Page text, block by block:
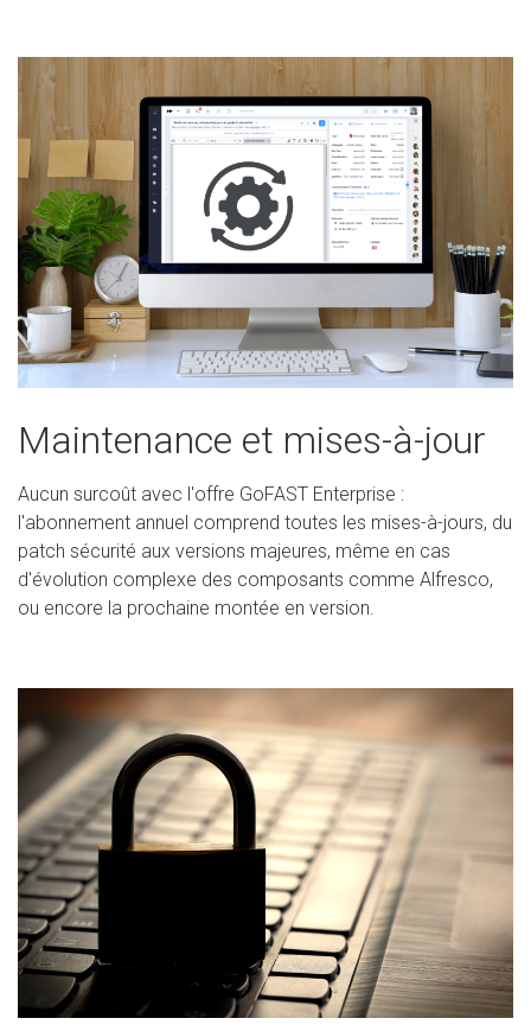
Maintenance et mises-à-jour
Aucun surcoût avec l'offre GoFAST Enterprise :
l'abonnement annuel comprend toutes les mises-à-jours, du
patch sécurité aux versions majeures, même en cas
d'évolution complexe des composants comme Alfresco,
ou encore la prochaine montée en version.